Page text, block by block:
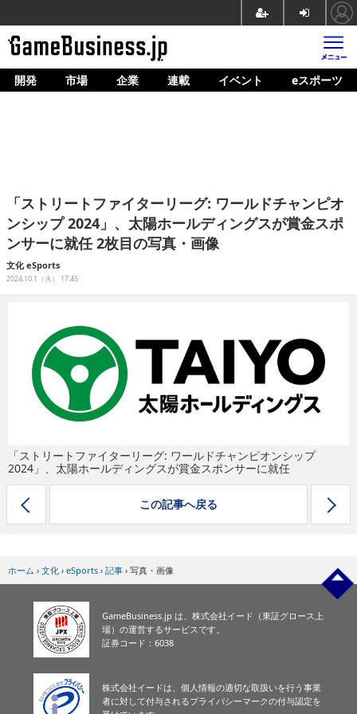
ホーム
企業動向
人材育成
産業政策
イベント/セミナー
eスポーツ
開発 市場 企業 連載 イベント eスポーツ
「ストリートファイターリーグ: ワールドチャンピオ
ンシップ 2024」、太陽ホールディングスが賞金スポ
ンサーに就任 2枚目の写真・画像
文化 eSports
2024.10.1（火） 17:45
「ストリートファイターリーグ: ワールドチャンピオンシップ
2024」、太陽ホールディングスが賞金スポンサーに就任
この記事へ戻る
ホーム › 文化 › eSports › 記事 › 写真・画像
GameBusiness.jp は、株式会社イード（東証グロース上
場）の運営するサービスです。
証券コード：6038
株式会社イードは、個人情報の適切な取扱いを行う事業
者に対して付与されるプライバシーマークの付与認定を